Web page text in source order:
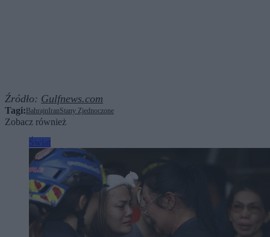
Źródło: Gulfnews.com
Tagi:BahrajnIranStany Zjednoczone
Zobacz również